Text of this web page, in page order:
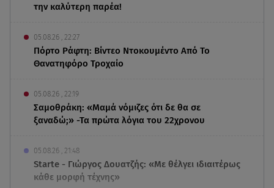
την καλύτερη παρέα!
05.08.26 , 22:27
Πόρτο Ράφτη: Bίντεο Ντοκουμέντο Από Το
Θανατηφόρο Τροχαίο
05.08.26 , 22:19
Σαμοθράκη: «Μαμά νόμιζες ότι δε θα σε
ξαναδώ;» -Τα πρώτα λόγια του 22χρονου
05.08.26 , 21:48
Starte - Γιώργος Δουατζής: «Με θέλγει ιδιαιτέρως
κάθε μορφή τέχνης»